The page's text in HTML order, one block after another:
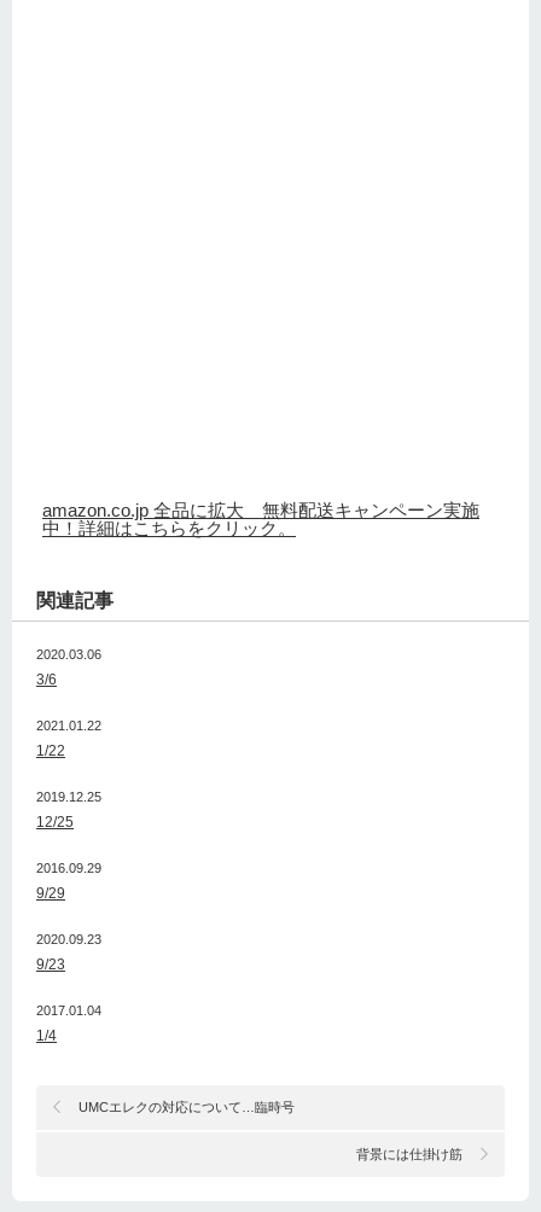
amazon.co.jp 全品に拡大 無料配送キャンペーン実施
中！詳細はこちらをクリック。
関連記事
2020.03.06
3/6
2021.01.22
1/22
2019.12.25
12/25
2016.09.29
9/29
2020.09.23
9/23
2017.01.04
1/4
UMCエレクの対応について…臨時号
背景には仕掛け筋